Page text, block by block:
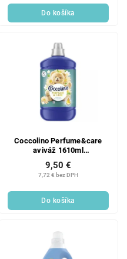
Do košíka
Coccolino Perfume&care
aviváž 1610ml
7,72 € bez DPH
9,50 €
Do košíka